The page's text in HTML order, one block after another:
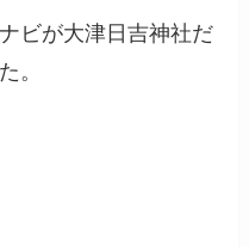
ビが大津日吉神社だ
。